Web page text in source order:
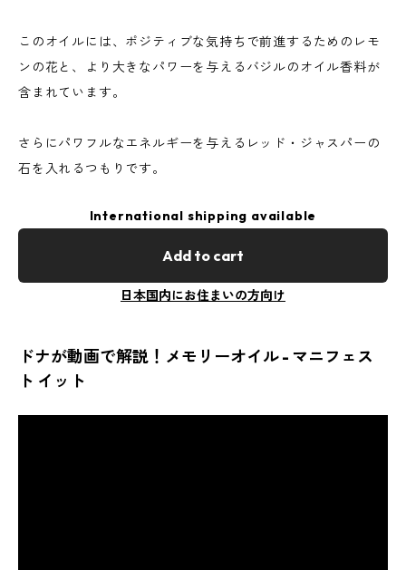
このオイルには、ポジティブな気持ちで前進するためのレモ
ンの花と、より大きなパワーを与えるバジルのオイル香料が
含まれています。
さらにパワフルなエネルギーを与えるレッド・ジャスパーの
石を入れるつもりです。
International shipping available
Add to cart
日本国内にお住まいの方向け
ドナが動画で解説！メモリーオイル - マニフェス
ト イット